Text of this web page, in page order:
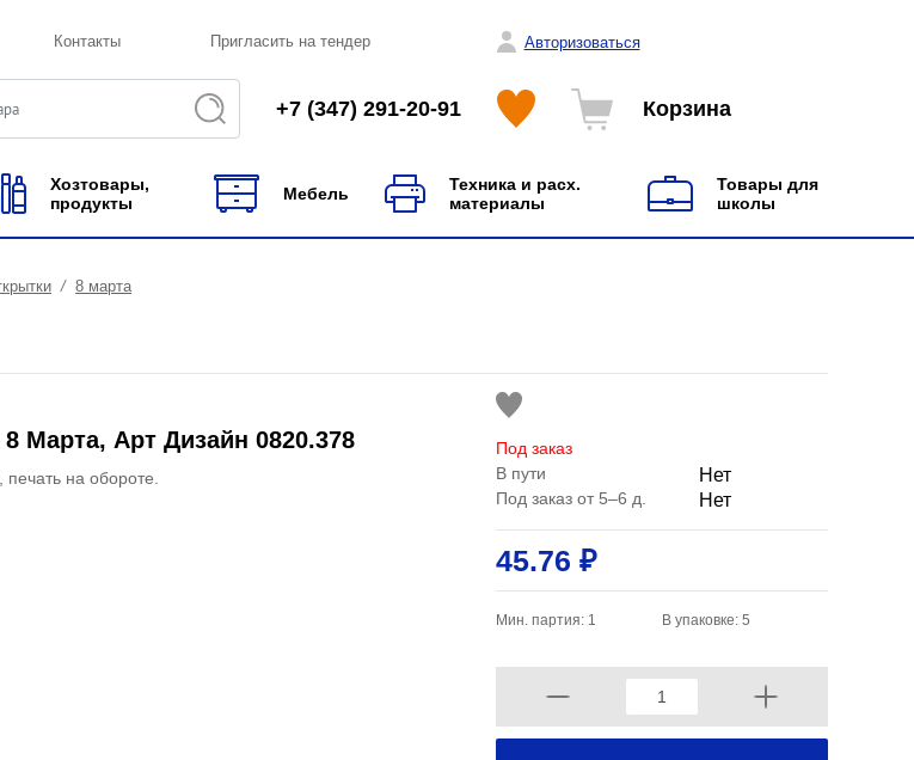
Контакты Пригласить на тендер Авторизоваться
+7 (347) 291-20-91 Корзина
Хозтовары,
продукты
Мебель
Техника и расх.
материалы
Товары для
школы
8 марта
Марта, Арт Дизайн 0820.378
печать на обороте.
Под заказ
В пути
Нет
Под заказ от 5–6 д. Нет
45.76 ₽
Мин. партия: 1 В упаковке: 5